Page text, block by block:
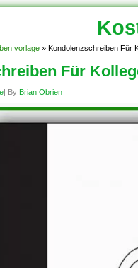
vorlage » Kondolenzschreiben Für
Für
| By Brian Obrien